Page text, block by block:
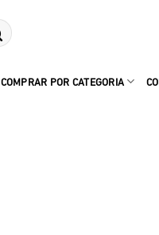
COMPRAR POR CATEGORIA